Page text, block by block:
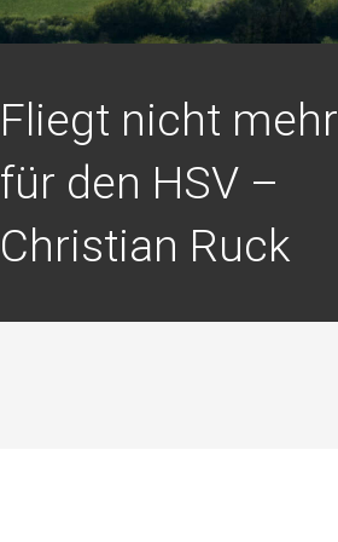
Fliegt nicht mehr
für den HSV –
Christian Ruck